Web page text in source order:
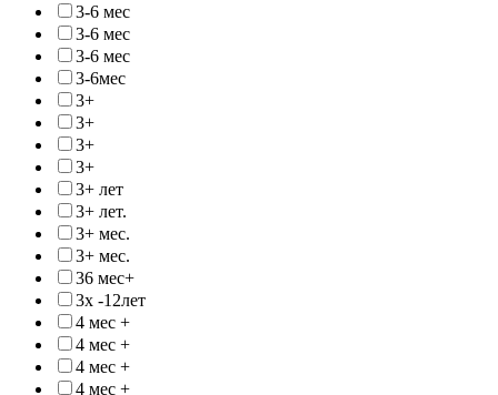
3-6 мес
3-6 мес
3-6 мес
3-6мес
3+
3+
3+
3+
3+ лет
3+ лет.
3+ мес.
3+ мес.
36 мес+
3х -12лет
4 мес +
4 мес +
4 мес +
4 мес +